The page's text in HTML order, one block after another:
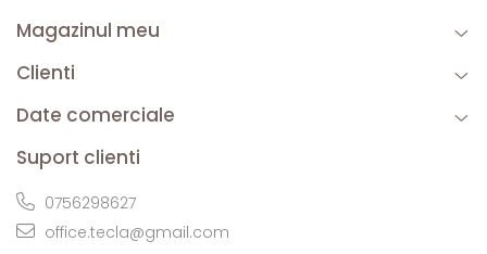
Magazinul meu
Clienti
Date comerciale
Suport clienti
0756298627
office.tecla@gmail.com